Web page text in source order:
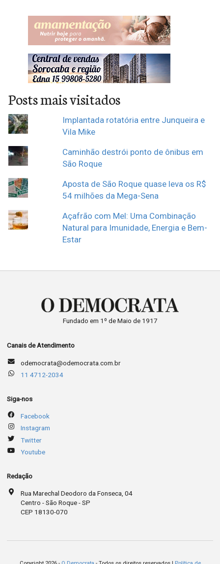
Posts mais visitados
Implantada rotatória entre Junqueira e
Vila Mike
Caminhão destrói ponto de ônibus em
São Roque
Aposta de São Roque quase leva os R$
54 milhões da Mega-Sena
Açafrão com Mel: Uma Combinação
Natural para Imunidade, Energia e Bem-
Estar
Fundado em 1º de Maio de 1917
Canais de Atendimento
odemocrata@odemocrata.com.br
11 4712-2034
Siga-nos
Facebook
Instagram
Twitter
Youtube
Redação
Rua Marechal Deodoro da Fonseca, 04
Centro - São Roque - SP
CEP 18130-070